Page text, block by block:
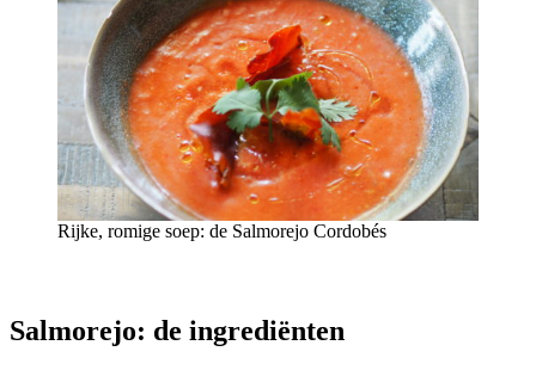
Rijke, romige soep: de Salmorejo Cordobés
Salmorejo: de ingrediënten